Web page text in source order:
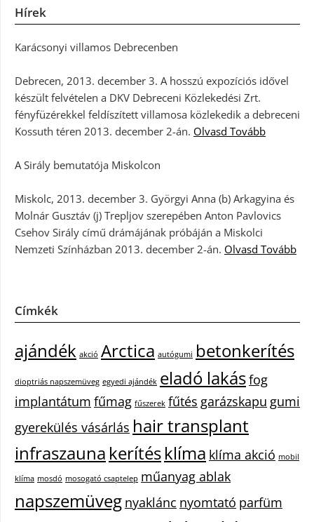
Hírek
Karácsonyi villamos Debrecenben
Debrecen, 2013. december 3. A hosszú expozíciós idővel
készült felvételen a DKV Debreceni Közlekedési Zrt.
fényfüzérekkel feldíszített villamosa közlekedik a debreceni
Kossuth téren 2013. december 2-án. Olvasd Tovább
A Sirály bemutatója Miskolcon
Miskolc, 2013. december 3. Györgyi Anna (b) Arkagyina és
Molnár Gusztáv (j) Trepljov szerepében Anton Pavlovics
Csehov Sirály című drámájának próbáján a Miskolci
Nemzeti Színházban 2013. december 2-án. Olvasd Tovább
Címkék
ajándék akció Arctica autógumi betonkerítés
dioptriás napszemüveg egyedi ajándék eladó lakásfog
implantátum fűmag fűszerek fűtés garázskapu gumi
gyerekülés vásárlás hair transplant
infraszauna kerítésklíma klíma akció mobil
klíma mosdó mosogató csaptelep műanyag ablak
napszemüveg nyaklánc nyomtató parfüm